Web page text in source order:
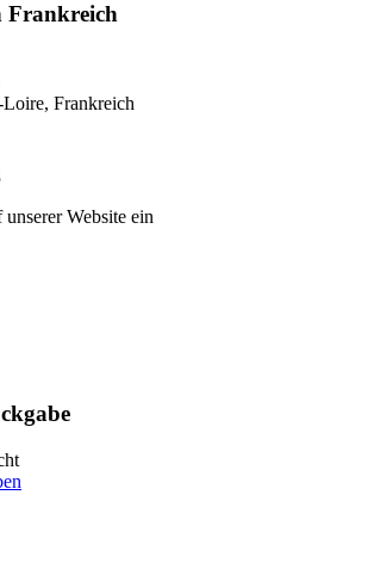
Frankreich
Frankreich
Website ein